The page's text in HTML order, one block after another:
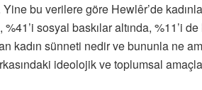
bu verilere göre Hewlêr’de
sosyal baskılar altında, %11’i
kadın sünneti nedir ve bununla ne
ideolojik ve toplumsal